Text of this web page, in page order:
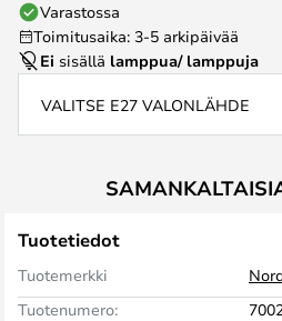
Varastossa
Toimitusaika: 3-5 arkipäivää
Ei sisällä lamppua/ lamppuja
VALITSE E27 VALONLÄHDE
Tuotetiedot
Tuotemerkki
Tuotenumero: